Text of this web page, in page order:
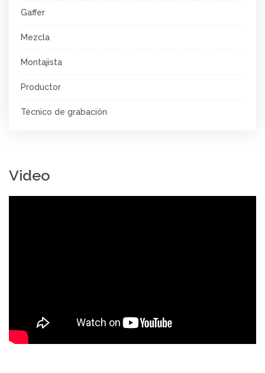
Gaffer
Mezcla
Montajista
Productor
Técnico de grabación
Video